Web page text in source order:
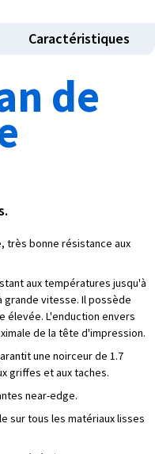
Caractéristiques
de
très bonne résistance aux
aux températures jusqu'à
grande vitesse. Il possède
élevée. L'enduction envers
de la tête d'impression.
une noirceur de 1.7
griffes et aux taches.
near-edge.
sur tous les matériaux lisses